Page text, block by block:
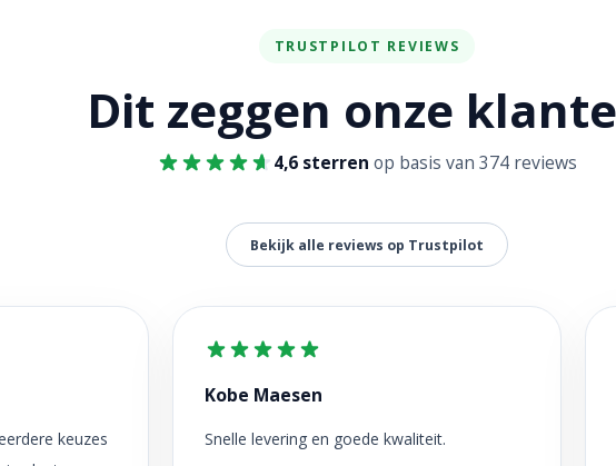
TRUSTPILOT REVIEWS
Dit zeggen onze
4,6 sterren op basis van 374 reviews
Bekijk alle reviews op Trustpilot
keuzes
Kobe Maesen
Snelle levering en goede kwaliteit.